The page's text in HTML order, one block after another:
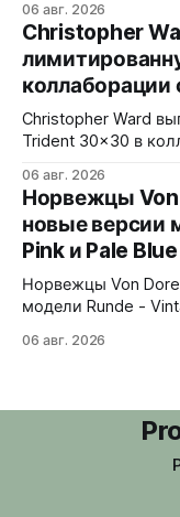
Верхняя часть
сапфира с
бегущие минуты
Super-LumiNova на
Digitrend дисплей
06 авг. 2026
Christopher
коллаборации
Christopher Ward
Trident 30x30 в
рисунок на
бирюзовый цвет и
к окраске рыбы-
#FishForTomorrow.
логотип 30x30. С
06 авг. 2026
Норвежцы Von
новые версии
Pink и Pale Blue
Норвежцы Von
модели Runde -
крышка
лососевыми
вдохновлен часами
06 авг. 2026